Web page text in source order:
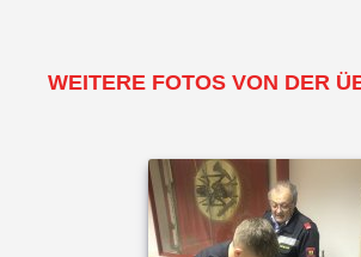
WEITERE FOTOS VON DER